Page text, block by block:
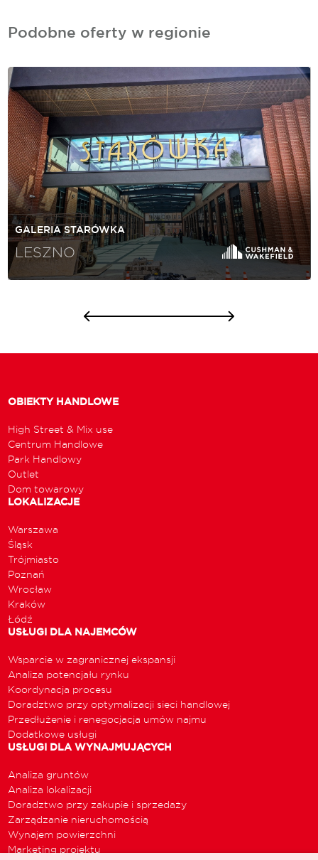
Podobne oferty w regionie
GALERIA STARÓWKA
LESZNO
OBIEKTY HANDLOWE
High Street & Mix use
Centrum Handlowe
Park Handlowy
Outlet
Dom towarowy
LOKALIZACJE
Warszawa
Śląsk
Trójmiasto
Poznań
Wrocław
Kraków
Łódź
USŁUGI DLA NAJEMCÓW
Wsparcie w zagranicznej ekspansji
Analiza potencjału rynku
Koordynacja procesu
Doradztwo przy optymalizacji sieci handlowej
Przedłużenie i renegocjacja umów najmu
Dodatkowe usługi
USŁUGI DLA WYNAJMUJĄCYCH
Analiza gruntów
Analiza lokalizacji
Doradztwo przy zakupie i sprzedaży
Zarządzanie nieruchomością
Wynajem powierzchni
Marketing projektu